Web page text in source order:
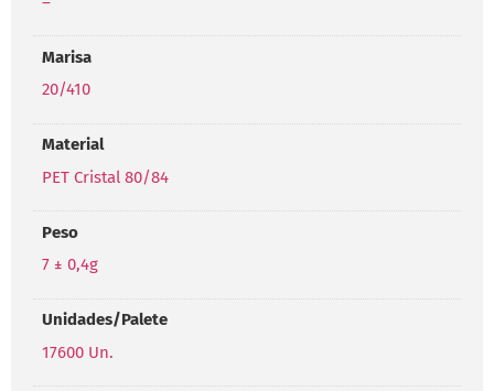
Marisa
20/410
Material
PET Cristal 80/84
Peso
7 ± 0,4g
Unidades/Palete
17600 Un.